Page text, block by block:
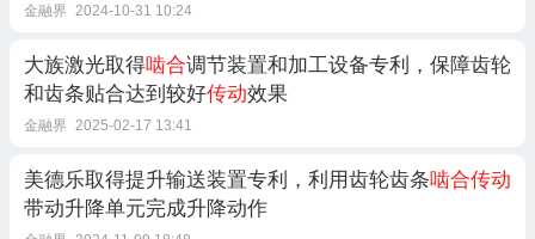
金融界 2024-10-31 10:24
大族激光取得啮合调节装置和加工设备专利，保障齿轮
和齿条贴合达到较好传动效果
金融界 2025-02-17 13:41
美德乐取得提升输送装置专利，利用齿轮齿条啮合传动
带动升降单元完成升降动作